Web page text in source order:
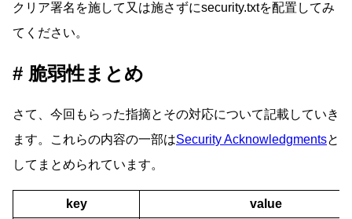
クリア署名を施して又は施さずにsecurity.txtを配置してみ
てください。
脆弱性まとめ
さて、今回もらった指摘とその対応について記載していき
ます。これらの内容の一部はSecurity Acknowledgmentsと
してまとめられています。
key value